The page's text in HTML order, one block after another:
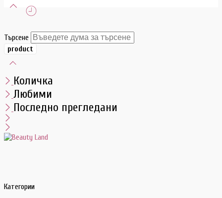
Търсене
Количка
Любими
Последно прегледани
Категории